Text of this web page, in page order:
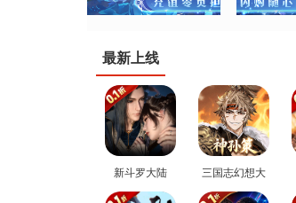
最新上线
新斗罗大陆
(0.1折免费版)
三国志幻想大
陆2：枭之歌(1